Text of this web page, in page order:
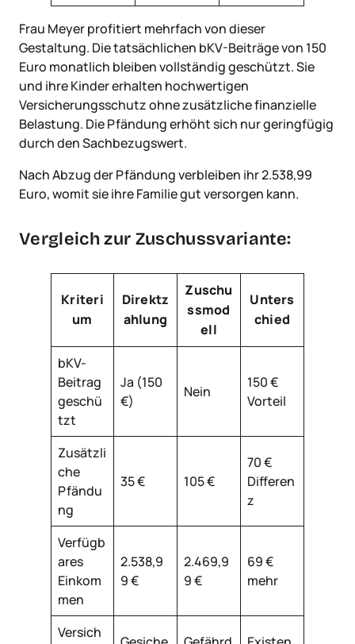
Frau Meyer profitiert mehrfach von dieser
Gestaltung. Die tatsächlichen bKV-Beiträge von 150
Euro monatlich bleiben vollständig geschützt. Sie
und ihre Kinder erhalten hochwertigen
Versicherungsschutz ohne zusätzliche finanzielle
Belastung. Die Pfändung erhöht sich nur geringfügig
durch den Sachbezugswert.
Nach Abzug der Pfändung verbleiben ihr 2.538,99
Euro, womit sie ihre Familie gut versorgen kann.
Vergleich zur Zuschussvariante:
Kriteri
um
Direktz
ahlung
Zuschu
ssmod
ell
Unters
chied
bKV-
Beitrag
geschü
tzt
Ja (150
€)
Nein
150 €
Vorteil
Zusätzli
che
Pfändu
ng
35 € 105 €
70 €
Differen
z
Verfügb
ares
Einkom
men
2.538,9
9 €
2.469,9
9 €
69 €
mehr
Versich